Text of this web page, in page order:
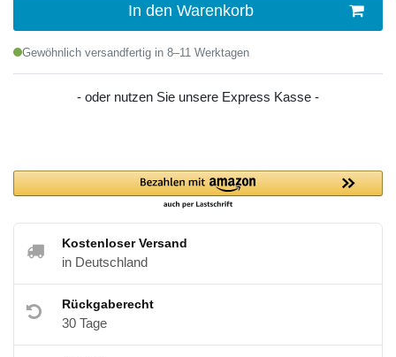
In den Warenkorb
Gewöhnlich versandfertig in 8–11 Werktagen
- oder nutzen Sie unsere Express Kasse -
Kostenloser Versand
in Deutschland
Rückgaberecht
30 Tage